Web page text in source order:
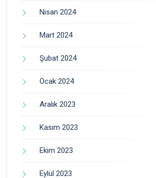
Nisan 2024
Mart 2024
Şubat 2024
Ocak 2024
Aralık 2023
Kasım 2023
Ekim 2023
Eylül 2023